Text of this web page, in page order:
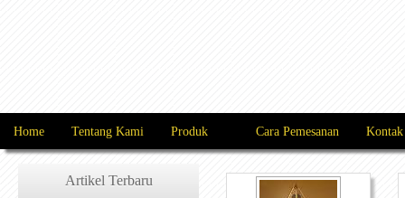
Home Tentang Kami Produk Cara Pemesanan
Artikel Terbaru